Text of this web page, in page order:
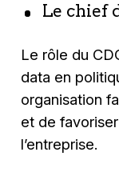
Le chief
Le rôle du
data en
organisation
et de
l’entreprise.